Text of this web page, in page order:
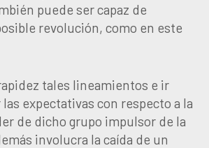
puede ser capaz de
revolución, como en este
tales lineamientos e ir
expectativas con respecto a la
de dicho grupo impulsor de la
involucra la caída de un